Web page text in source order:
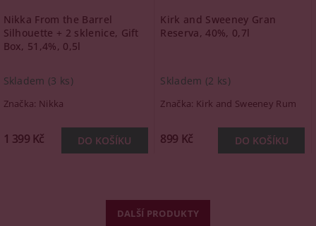
Nikka From the Barrel
Silhouette + 2 sklenice, Gift
Box, 51,4%, 0,5l
Skladem (3 ks)
Značka: Nikka
1 399 Kč
Kirk and Sweeney Gran
Reserva, 40%, 0,7l
Skladem (2 ks)
Značka: Kirk and Sweeney Rum
899 Kč
DALŠÍ PRODUKTY